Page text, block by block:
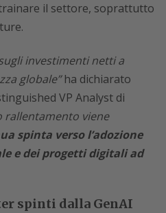
il settore, soprattutto
investimenti netti a
globale”ha dichiarato
VP Analyst di
rallentamento viene
spinta verso l’adozione
e dei progetti digitali ad
spinti dalla GenAI